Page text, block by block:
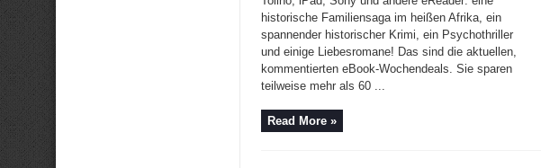
historische Familiensaga im heißen Afrika, ein
spannender historischer Krimi, ein Psychothriller
und einige Liebesromane! Das sind die aktuellen,
kommentierten eBook-Wochendeals. Sie sparen
teilweise mehr als 60 ...
Read More »